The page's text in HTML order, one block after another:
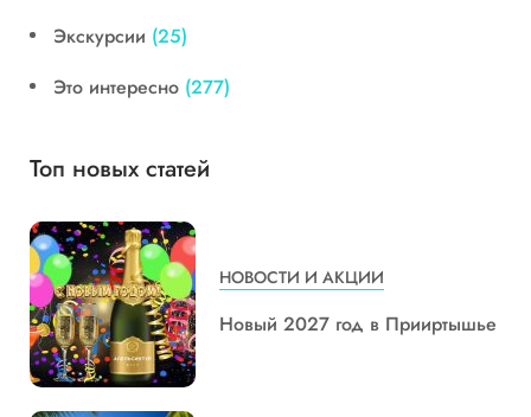
Экскурсии (25)
Это интересно (277)
Топ новых статей
НОВОСТИ И АКЦИИ
Новый 2027 год в Прииртышье